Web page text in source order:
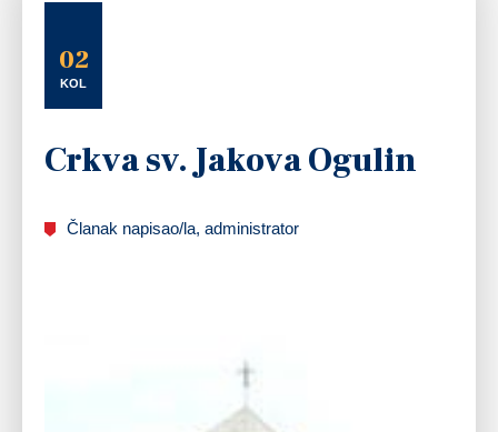
02
KOL
Crkva sv. Jakova Ogulin
Članak napisao/la, administrator